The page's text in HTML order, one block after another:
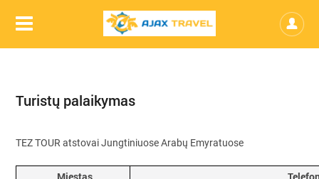
Turistų palaikymas
TEZ TOUR atstovai Jungtiniuose Arabų Emyratuose